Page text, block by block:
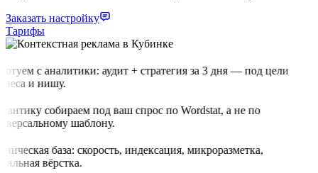
Заказать настройку
Тарифы
с аналитики: аудит + стратегия за 3 дня — под цели
и нишу.
собираем под ваш спрос по Wordstat, а не по
шаблону.
база: скорость, индексация, микроразметка,
вёрстка.